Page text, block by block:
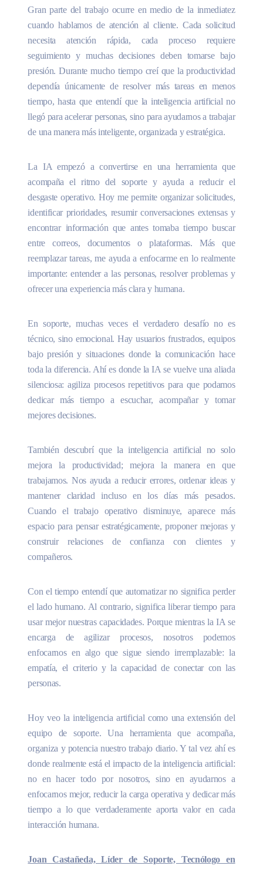
Gran parte del trabajo ocurre en medio de la inmediatez
cuando hablamos de atención al cliente. Cada solicitud
necesita atención rápida, cada proceso requiere
seguimiento y muchas decisiones deben tomarse bajo
presión. Durante mucho tiempo creí que la productividad
dependía únicamente de resolver más tareas en menos
tiempo, hasta que entendí que la inteligencia artificial no
llegó para acelerar personas, sino para ayudarnos a trabajar
de una manera más inteligente, organizada y estratégica.
La IA empezó a convertirse en una herramienta que
acompaña el ritmo del soporte y ayuda a reducir el
desgaste operativo. Hoy me permite organizar solicitudes,
identificar prioridades, resumir conversaciones extensas y
encontrar información que antes tomaba tiempo buscar
entre correos, documentos o plataformas. Más que
reemplazar tareas, me ayuda a enfocarme en lo realmente
importante: entender a las personas, resolver problemas y
ofrecer una experiencia más clara y humana.
En soporte, muchas veces el verdadero desafío no es
técnico, sino emocional. Hay usuarios frustrados, equipos
bajo presión y situaciones donde la comunicación hace
toda la diferencia. Ahí es donde la IA se vuelve una aliada
silenciosa: agiliza procesos repetitivos para que podamos
dedicar más tiempo a escuchar, acompañar y tomar
mejores decisiones.
También descubrí que la inteligencia artificial no solo
mejora la productividad; mejora la manera en que
trabajamos. Nos ayuda a reducir errores, ordenar ideas y
mantener claridad incluso en los días más pesados.
Cuando el trabajo operativo disminuye, aparece más
espacio para pensar estratégicamente, proponer mejoras y
construir relaciones de confianza con clientes y
compañeros.
Con el tiempo entendí que automatizar no significa perder
el lado humano. Al contrario, significa liberar tiempo para
usar mejor nuestras capacidades. Porque mientras la IA se
encarga de agilizar procesos, nosotros podemos
enfocarnos en algo que sigue siendo irremplazable: la
empatía, el criterio y la capacidad de conectar con las
personas.
Hoy veo la inteligencia artificial como una extensión del
equipo de soporte. Una herramienta que acompaña,
organiza y potencia nuestro trabajo diario. Y tal vez ahí es
donde realmente está el impacto de la inteligencia artificial:
no en hacer todo por nosotros, sino en ayudarnos a
enfocarnos mejor, reducir la carga operativa y dedicar más
tiempo a lo que verdaderamente aporta valor en cada
interacción humana.
Joan Castañeda, Líder de Soporte, Tecnólogo en